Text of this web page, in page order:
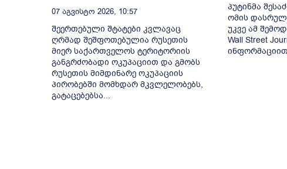
07 Აგვისტო 2026, 10:57
შეერთებული შტატები კვლავაც
ღრმად შეშფოთებულია რუსეთის
მიერ საქართველოს ტერიტორიის
განგრძობადი ოკუპაციით და გმობს
რუსეთის მიმდინარე ოკუპაციის
პირობებში მომხდარ მკვლელობებს,
გატაცებებსა...
პუტინმა
ომის
უკვე ამ
Wall Street